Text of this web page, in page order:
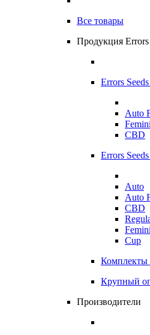
Все товары
Продукция Errors
Errors
Auto
CBD
Errors
Auto
Auto
CBD
Cup
Комплекты
Крупный
Производители